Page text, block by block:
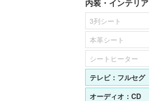
内装・インテリア
3列シート
本革シート
シートヒーター
テレビ： フルセグ
オーディオ： CD